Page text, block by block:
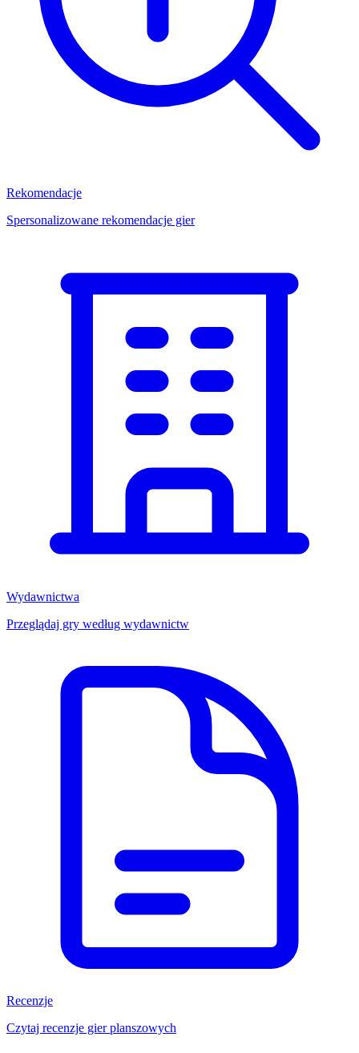
Rekomendacje
Spersonalizowane rekomendacje gier
Wydawnictwa
Przeglądaj gry według wydawnictw
Recenzje
Czytaj recenzje gier planszowych